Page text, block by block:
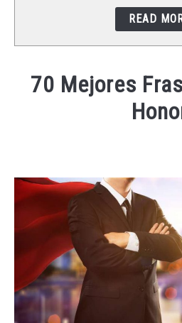
READ
70 Mejores
in
Frases